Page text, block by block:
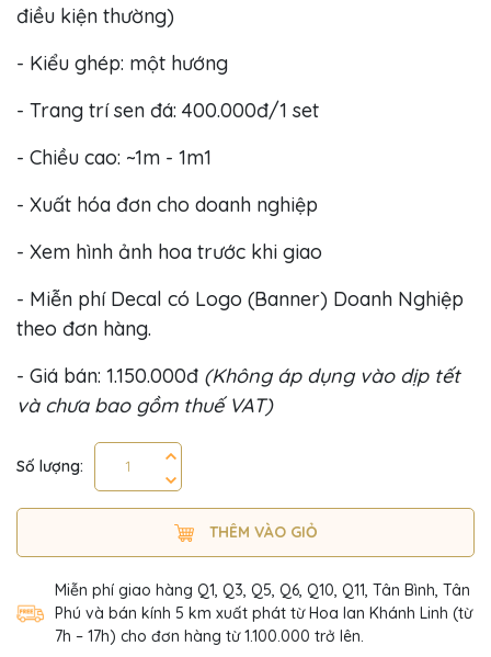
điều kiện thường)
- Kiểu ghép: một hướng
- Trang trí sen đá: 400.000đ/1 set
- Chiều cao: ~1m - 1m1
- Xuất hóa đơn cho doanh nghiệp
- Xem hình ảnh hoa trước khi giao
- Miễn phí Decal có Logo (Banner) Doanh Nghiệp
theo đơn hàng.
- Giá bán: 1.150.000đ (Không áp dụng vào dịp tết
và chưa bao gồm thuế VAT)
Số lượng:
THÊM VÀO GIỎ
Miễn phí giao hàng Q1, Q3, Q5, Q6, Q10, Q11, Tân Bình, Tân
Phú và bán kính 5 km xuất phát từ Hoa lan Khánh Linh (từ
7h – 17h) cho đơn hàng từ 1.100.000 trở lên.